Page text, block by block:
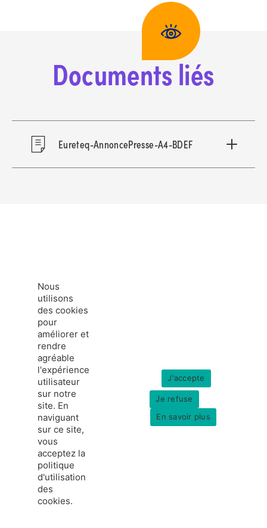
Documents liés
Eureteq-AnnoncePresse-A4-BDEF
france-hydrogene.org
Données personnelles
Mentions légales
Nous
utilisons
des cookies
pour
améliorer et
rendre
agréable
l'expérience
utilisateur
sur notre
site. En
naviguant
sur ce site,
vous
acceptez la
politique
d'utilisation
des
cookies.
J'accepte
Je refuse
En savoir plus